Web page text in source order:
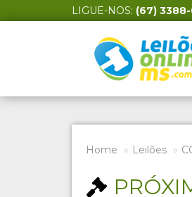
LIGUE-NOS: (67) 3388-
Home Leilões